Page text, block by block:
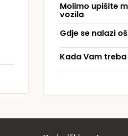
Molimo upišite
vozila
Gdje se nalazi
Kada Vam